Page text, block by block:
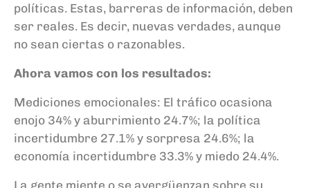
políticas. Estas, barreras de información, deben
ser reales. Es decir, nuevas verdades, aunque
no sean ciertas o razonables.
Ahora vamos con los resultados:
Mediciones emocionales: El tráfico ocasiona
enojo 34% y aburrimiento 24.7%; la política
incertidumbre 27.1% y sorpresa 24.6%; la
economía incertidumbre 33.3% y miedo 24.4%.
La gente miente o se avergüenzan sobre su